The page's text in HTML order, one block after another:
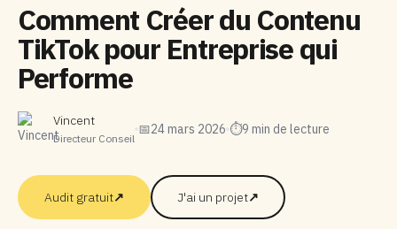
Comment Créer du Contenu
TikTok pour Entreprise qui
Performe
Vincent
Directeur Conseil
📅24 mars 2026 ⏱9 min de lecture
Audit gratuit↗ J'ai un projet↗